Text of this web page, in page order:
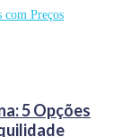
5 Opções